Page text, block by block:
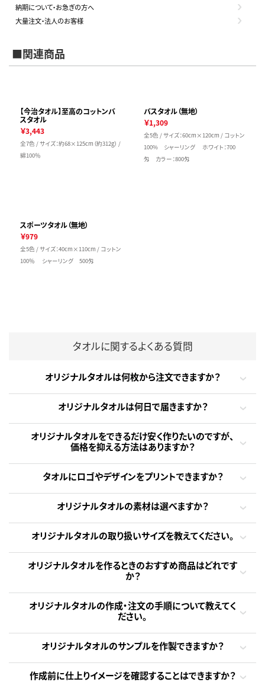
納期について・お急ぎの方へ
大量注文・法人のお客様
■関連商品
【今治タオル】至高のコットンバ
スタオル
￥3,443
全7色 / サイズ：約68×125cm（約312g） /
綿100％
バスタオル（無地）
￥1,309
全5色 / サイズ：60cm×120cm / コットン
100% シャーリング ホワイト：700
匁 カラー：800匁
スポーツタオル（無地）
￥979
全5色 / サイズ：40cm×110cm / コットン
100％ シャーリング 500匁
タオルに関するよくある質問
オリジナルタオルは何枚から注文できますか？
オリジナルタオルは何日で届きますか？
オリジナルタオルをできるだけ安く作りたいのですが、
価格を抑える方法はありますか？
タオルにロゴやデザインをプリントできますか？
オリジナルタオルの素材は選べますか？
オリジナルタオルの取り扱いサイズを教えてください。
オリジナルタオルを作るときのおすすめ商品はどれです
か？
オリジナルタオルの作成・注文の手順について教えてく
ださい。
オリジナルタオルのサンプルを作製できますか？
作成前に仕上りイメージを確認することはできますか？